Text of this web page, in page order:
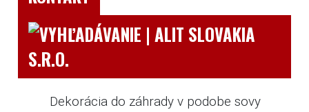
Slovenský výrobok
Dekorácia do záhrady v podobe sovy
SLUŽBY
PRODUKTY
REALIZÁCIE